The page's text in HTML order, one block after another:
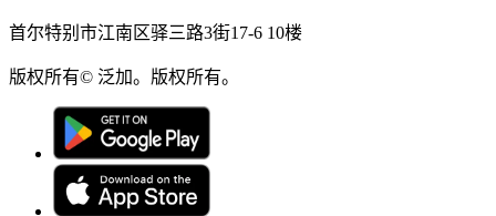
首尔特别市江南区驿三路3街17-6 10楼
版权所有© 泛加。版权所有。